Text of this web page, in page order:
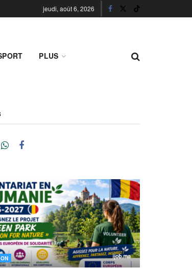
jeudi, août 6, 2026
PLUS